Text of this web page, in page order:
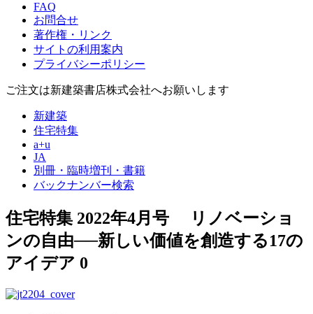
FAQ
お問合せ
著作権・リンク
サイトの利用案内
プライバシーポリシー
ご注文は新建築書店株式会社へお願いします
新建築
住宅特集
a+u
JA
別冊・臨時増刊・書籍
バックナンバー検索
住宅特集 2022年4月号
リノベーショ
ンの自由──新しい価値を創造する17の
アイデア 0